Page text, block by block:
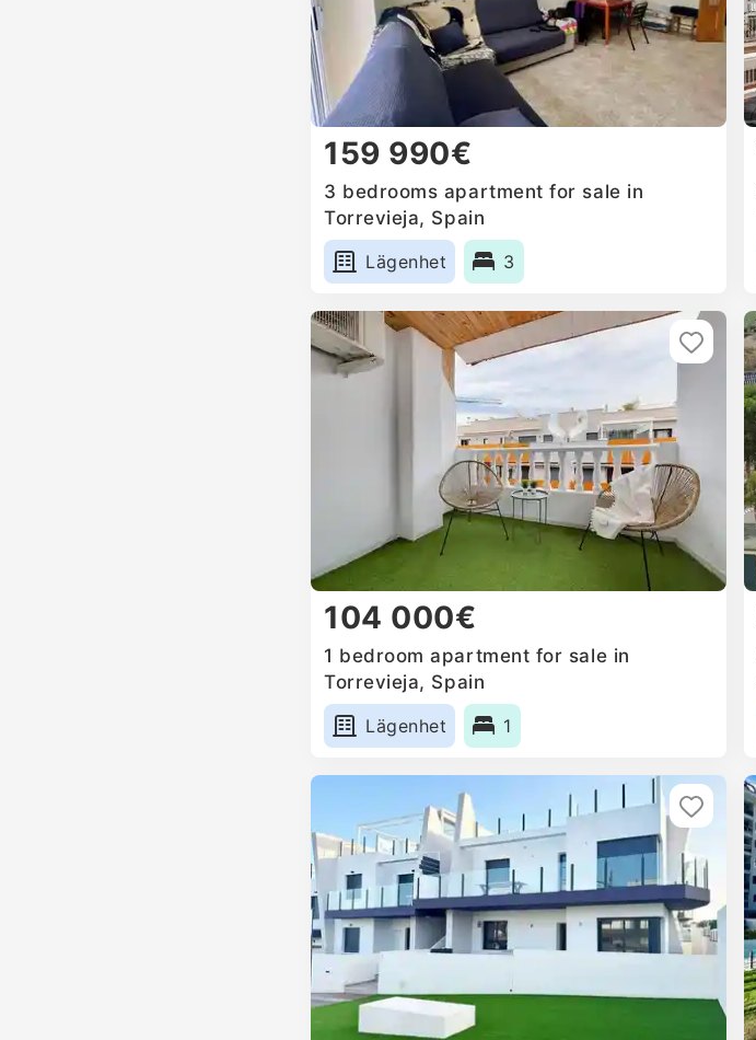
159 990€
3 bedrooms apartment for sale in
Torrevieja, Spain
Lägenhet
3
104 000€
1 bedroom apartment for sale in
Torrevieja, Spain
Lägenhet
1